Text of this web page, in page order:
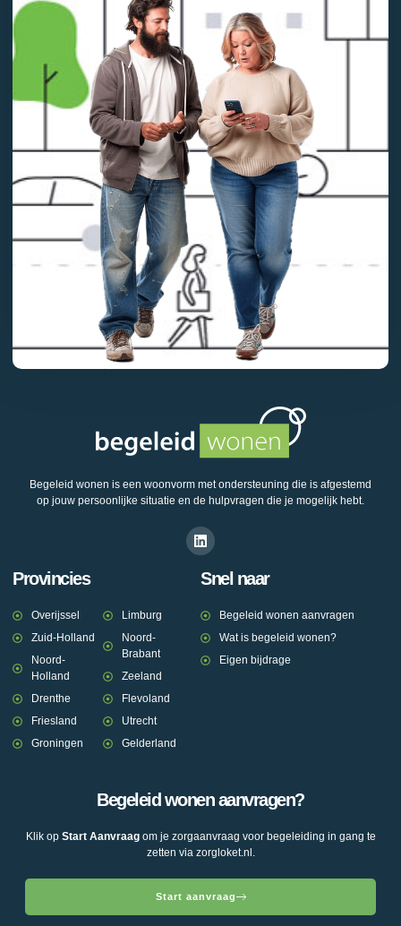
Begeleid wonen is een woonvorm met ondersteuning die is afgestemd
op jouw persoonlijke situatie en de hulpvragen die je mogelijk hebt.
Provincies
Overijssel
Zuid-Holland
Noord-
Holland
Drenthe
Friesland
Groningen
Limburg
Noord-
Brabant
Zeeland
Flevoland
Utrecht
Gelderland
Snel naar
Begeleid wonen aanvragen
Wat is begeleid wonen?
Eigen bijdrage
Begeleid wonen aanvragen?
Klik op Start Aanvraagom je zorgaanvraag voor begeleiding in gang te
zetten via zorgloket.nl.
Start aanvraag